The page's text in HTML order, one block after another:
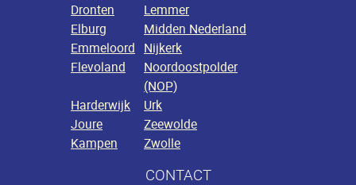
Dronten
Lemmer
Elburg
Midden Nederland
Emmeloord Nijkerk
Flevoland
Noordoostpolder
(NOP)
Harderwijk
Urk
Joure
Zeewolde
Kampen
Zwolle
CONTACT